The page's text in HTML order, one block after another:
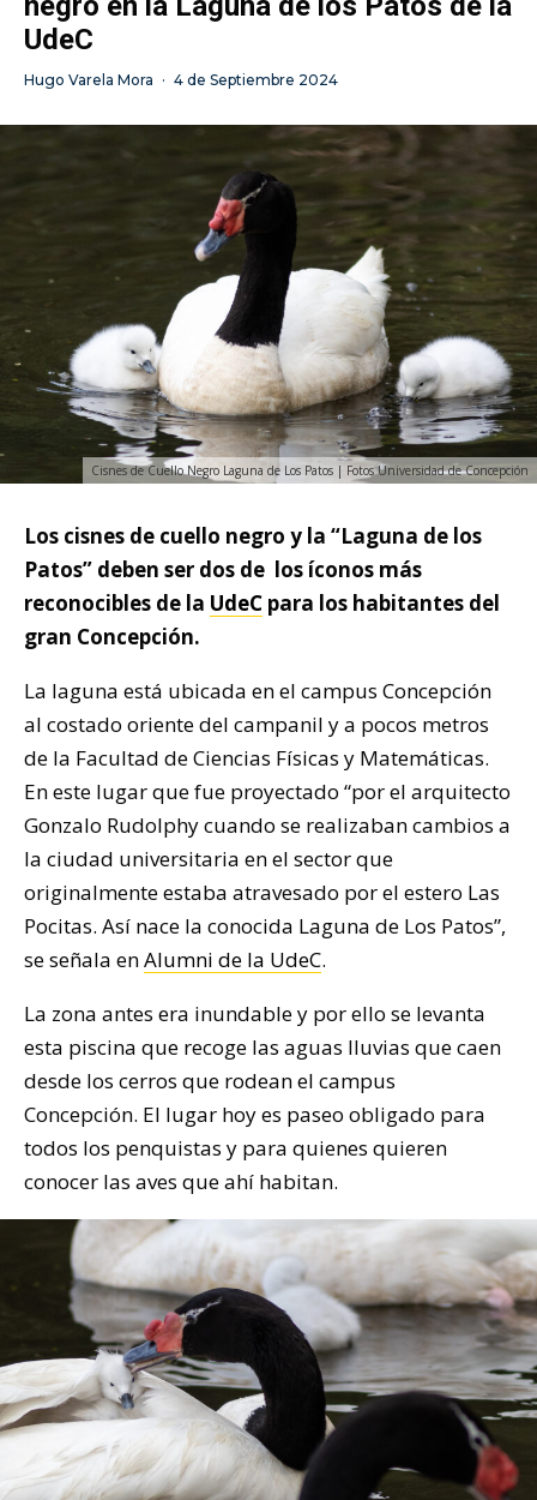
UdeC
Hugo Varela Mora · 4 de Septiembre 2024
Cisnes de Cuello Negro Laguna de Los Patos | Fotos Universidad de Concepción
Los cisnes de cuello negro y la “Laguna de los
Patos” deben ser dos de los íconos más
reconocibles de la UdeC para los habitantes del
gran Concepción.
La laguna está ubicada en el campus Concepción
al costado oriente del campanil y a pocos metros
de la Facultad de Ciencias Físicas y Matemáticas.
En este lugar que fue proyectado “por el arquitecto
Gonzalo Rudolphy cuando se realizaban cambios a
la ciudad universitaria en el sector que
originalmente estaba atravesado por el estero Las
Pocitas. Así nace la conocida Laguna de Los Patos”,
se señala enAlumni de la UdeC.
La zona antes era inundable y por ello se levanta
esta piscina que recoge las aguas lluvias que caen
desde los cerros que rodean el campus
Concepción. El lugar hoy es paseo obligado para
todos los penquistas y para quienes quieren
conocer las aves que ahí habitan.